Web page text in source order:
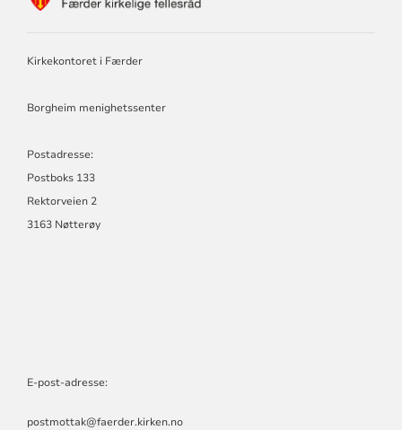
Kirkekontoret i Færder
Borgheim menighetssenter
Postadresse:
Postboks 133
Rektorveien 2
3163 Nøtterøy
E-post-adresse:
postmottak@faerder.kirken.no